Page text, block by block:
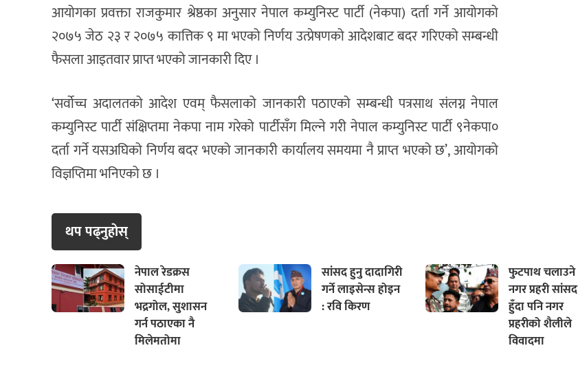
आयोगका प्रवक्ता राजकुमार श्रेष्ठका अनुसार नेपाल कम्युनिस्ट पार्टी (नेकपा) दर्ता गर्ने आयोगको
२०७५ जेठ २३ र २०७५ कात्तिक ९ मा भएको निर्णय उत्प्रेषणको आदेशबाट बदर गरिएको सम्बन्धी
फैसला आइतवार प्राप्त भएको जानकारी दिए ।
‘सर्वोच्च अदालतको आदेश एवम् फैसलाको जानकारी पठाएको सम्बन्धी पत्रसाथ संलग्न नेपाल
कम्युनिस्ट पार्टी संक्षिप्तमा नेकपा नाम गरेको पार्टीसँग मिल्ने गरी नेपाल कम्युनिस्ट पार्टी ९नेकपा०
दर्ता गर्ने यसअघिको निर्णय बदर भएको जानकारी कार्यालय समयमा नै प्राप्त भएको छ’, आयोगको
विज्ञप्तिमा भनिएको छ ।
थप पढ्नुहाेस्
नेपाल रेडक्रस
सोसाईटीमा
भद्रगोल, सुशासन
गर्न पठाएका नै
मिलेमतोमा
सांसद हुनु दादागिरी
गर्ने लाइसेन्स होइन
: रवि किरण
फुटपाथ चलाउने
नगर प्रहरी सांसद
हुँदा पनि नगर
प्रहरीको शैलीले
विवादमा